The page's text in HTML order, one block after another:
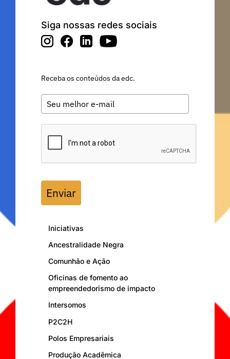
Siga nossas redes sociais
Receba os conteúdos da edc.
Enviar
Iniciativas
Ancestralidade Negra
Comunhão e Ação
Oficinas de fomento ao
empreendedorismo de impacto
Intersomos
P2C2H
Polos Empresariais
Produção Acadêmica